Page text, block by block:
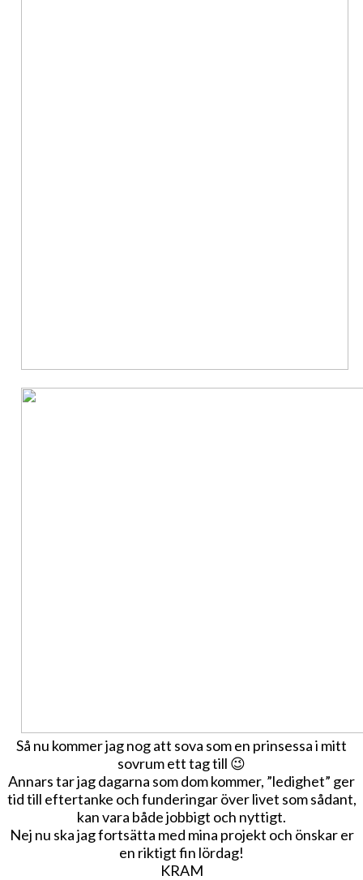
Så nu kommer jag nog att sova som en prinsessa i mitt
sovrum ett tag till 😉
Annars tar jag dagarna som dom kommer, ”ledighet” ger
tid till eftertanke och funderingar över livet som sådant,
kan vara både jobbigt och nyttigt.
Nej nu ska jag fortsätta med mina projekt och önskar er
en riktigt fin lördag!
KRAM